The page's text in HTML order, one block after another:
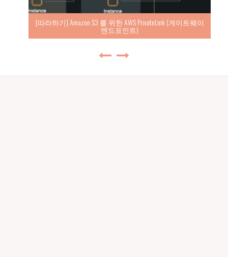
[따라하기] Amazon S3 를 위한 AWS PrivateLink (게이트웨이
엔드포인트)